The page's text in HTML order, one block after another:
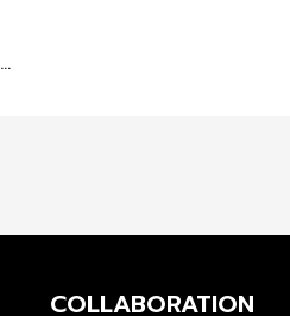
COLLABORATION